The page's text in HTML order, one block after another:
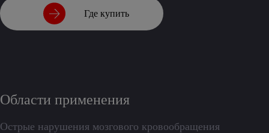
Где купить
Области применения
Острые нарушения мозгового кровообращения